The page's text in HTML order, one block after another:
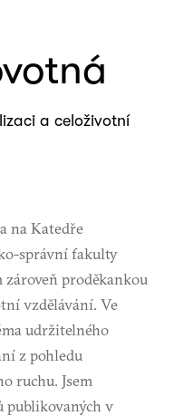
a celoživotní
na Katedře
správní fakulty
proděkankou
vzdělávání. Ve
udržitelného
z pohledu
ruchu. Jsem
publikovaných v